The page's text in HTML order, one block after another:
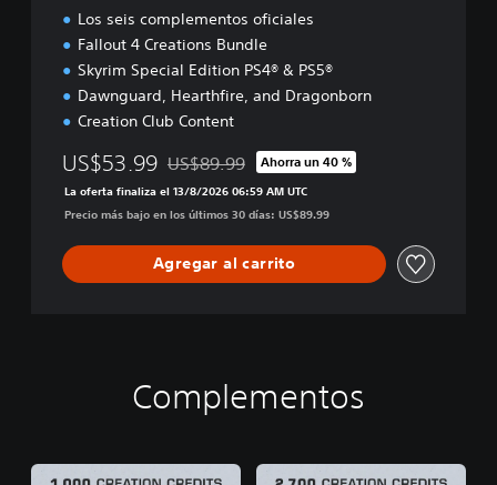
Los seis complementos oficiales
Fallout 4 Creations Bundle
Skyrim Special Edition PS4® & PS5®
Dawnguard, Hearthfire, and Dragonborn
Creation Club Content
US$53.99 Rebajado del precio original de US$89.99
US$89.99 Ahorra un 40 %
La oferta finaliza el 13/8/2026 06:59 AM UTC
Precio más bajo en los últimos 30 días: US$89.99
Agregar al carrito
Complementos